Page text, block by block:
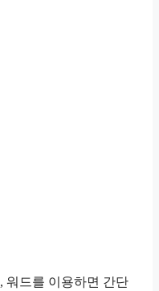
워드를 이용하면 간단